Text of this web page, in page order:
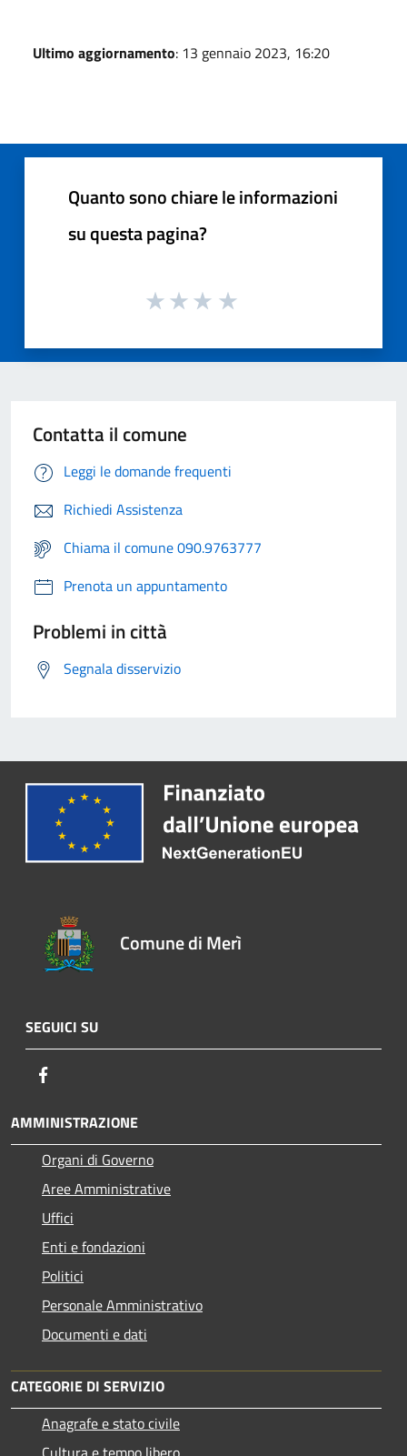
Ultimo aggiornamento: 13 gennaio 2023, 16:20
Quanto sono chiare le informazioni
su questa pagina?
Contatta il comune
Leggi le domande frequenti
Richiedi Assistenza
Chiama il comune 090.9763777
Prenota un appuntamento
Problemi in città
Segnala disservizio
Comune di Merì
SEGUICI SU
AMMINISTRAZIONE
Organi di Governo
Aree Amministrative
Uffici
Enti e fondazioni
Politici
Personale Amministrativo
Documenti e dati
CATEGORIE DI SERVIZIO
Anagrafe e stato civile